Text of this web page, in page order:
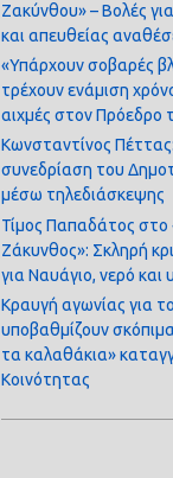
Ζακύνθου» – Βολές
και απευθείας
«Υπάρχουν σοβαρές
τρέχουν ενάμιση
αιχμές στον Πρόεδρο
Κωνσταντίνος
συνεδρίαση του
μέσω τηλεδιάσκεψης
Τίμος Παπαδάτος στο
Ζάκυνθος»: Σκληρή
για Ναυάγιο, νερό και
Κραυγή αγωνίας για
υποβαθμίζουν
τα καλαθάκια»
Κοινότητας